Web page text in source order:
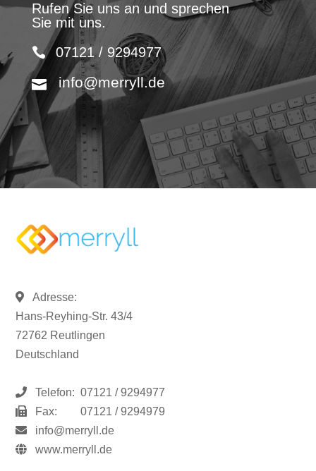
Rufen Sie uns an und sprechen
Sie mit uns.
07121 / 9294977
info@merryll.de
Adresse:
Hans-Reyhing-Str. 43/4
72762 Reutlingen
Deutschland
Telefon: 07121 / 9294977
Fax:
07121 / 9294979
info@merryll.de
www.merryll.de